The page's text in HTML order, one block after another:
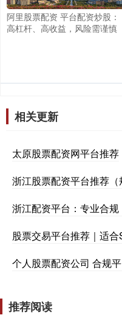
阿里股票配资 平台配资炒股：
高杠杆、高收益，风险需谨慎
相关更新
太原股票配资网平台推荐
浙江股票配资平台推荐（
浙江配资平台：专业合
股票交易平台推荐｜适
个人股票配资公司 合规
推荐阅读